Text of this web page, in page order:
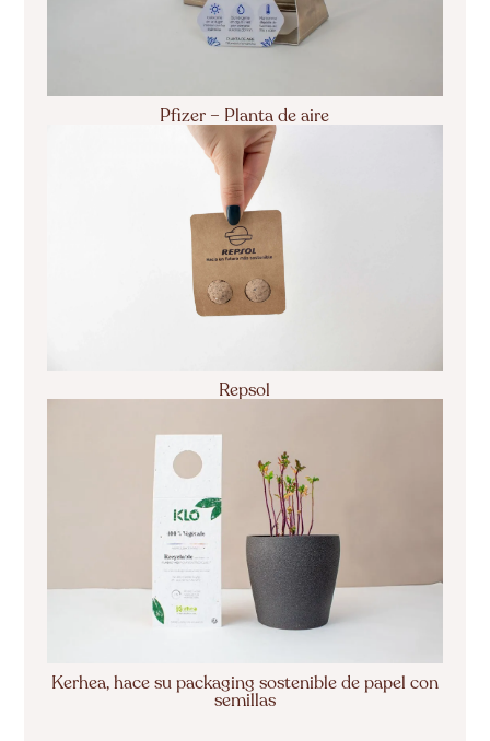
Pfizer – Planta de aire
Repsol
Kerhea, hace su packaging sostenible de papel con
semillas